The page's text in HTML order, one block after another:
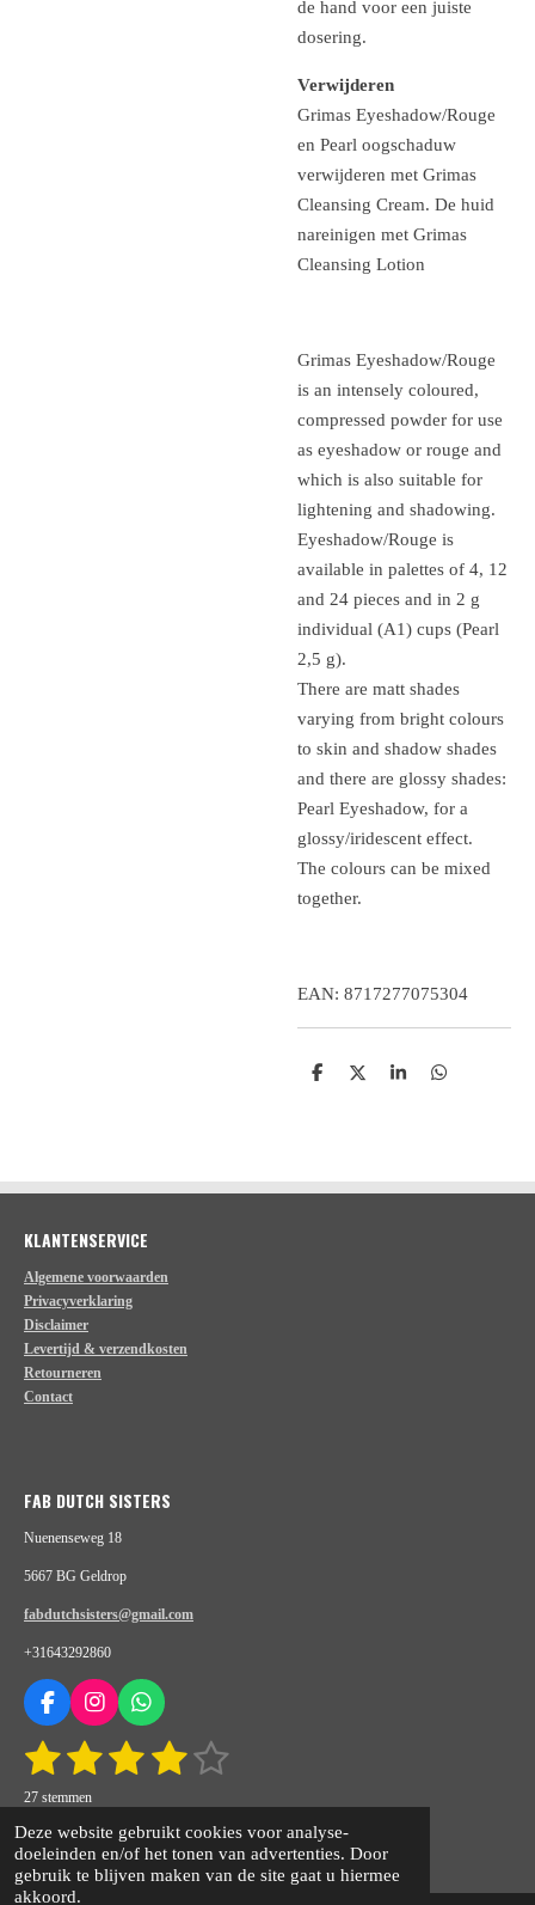
Deze website gebruikt cookies voor analyse-
doeleinden en/of het tonen van advertenties. Door
gebruik te blijven maken van de site gaat u hiermee
akkoord.
de hand voor een juiste
dosering.
Verwijderen
Grimas Eyeshadow/Rouge
en Pearl oogschaduw
verwijderen met Grimas
Cleansing Cream. De huid
nareinigen met Grimas
Cleansing Lotion
Grimas Eyeshadow/Rouge
is an intensely coloured,
compressed powder for use
as eyeshadow or rouge and
which is also suitable for
lightening and shadowing.
Eyeshadow/Rouge is
available in palettes of 4, 12
and 24 pieces and in 2 g
individual (A1) cups (Pearl
2,5 g).
There are matt shades
varying from bright colours
to skin and shadow shades
and there are glossy shades:
Pearl Eyeshadow, for a
glossy/iridescent effect.
The colours can be mixed
together.
EAN: 8717277075304
D
D
S
D
KLANTENSERVICE
Algemene voorwaarden
Privacyverklaring
Disclaimer
Levertijd & verzendkosten
Retourneren
Contact
FAB DUTCH SISTERS
Nuenenseweg 18
5667 BG Geldrop
fabdutchsisters@gmail.com
+31643292860
F
c
e
b
o
k
I
s
t
r
a
m
W
a
p
p
R
t
i
g
:
1
s
t
e
2
s
t
e
3
s
t
e
4
s
t
e
5
s
t
e
e
n
27 stemmen
Powered by JouwWeb